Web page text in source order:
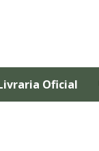
Oficial